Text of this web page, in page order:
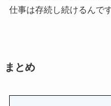
仕事は存続し続けるんです
まとめ